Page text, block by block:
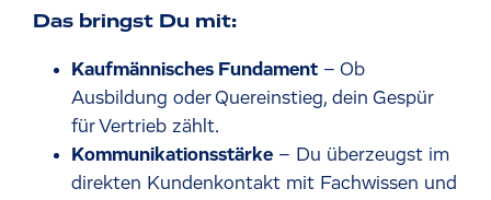
Das bringst Du mit:
Kaufmännisches Fundament – Ob
Ausbildung oder Quereinstieg, dein Gespür
für Vertrieb zählt.
Kommunikationsstärke – Du überzeugst im
direkten Kundenkontakt mit Fachwissen und